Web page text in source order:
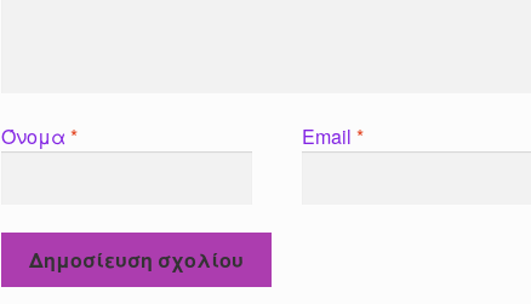
Όνομα* Email*